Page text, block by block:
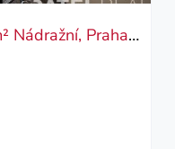
Pronájem bytu 2+kk 37 m² Nádražní, Praha – Smíchov